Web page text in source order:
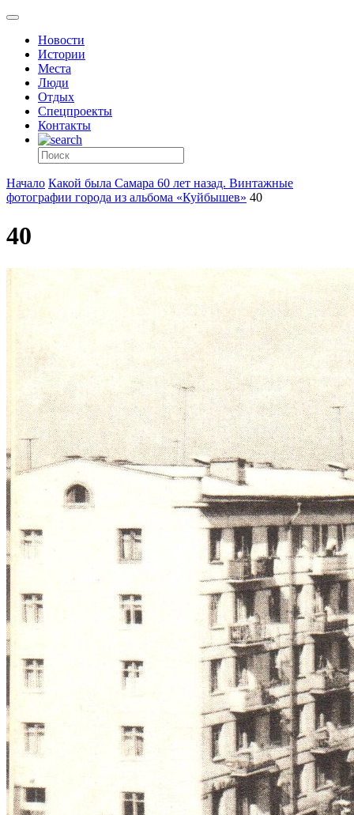
Новости
Истории
Места
Люди
Отдых
Спецпроекты
Контакты
Начало Какой была Самара 60 лет назад. Винтажные
фотографии города из альбома «Куйбышев» 40
40